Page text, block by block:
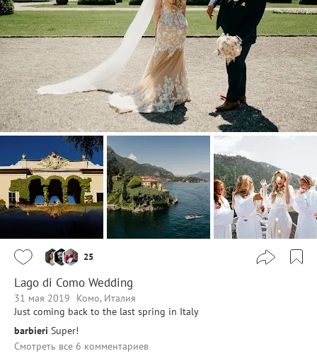
25
Lago di Como Wedding
31 мая 2019
Комо, Италия
Just coming back to the last spring in Italy
barbieri Super!
Смотреть все 6 комментариев